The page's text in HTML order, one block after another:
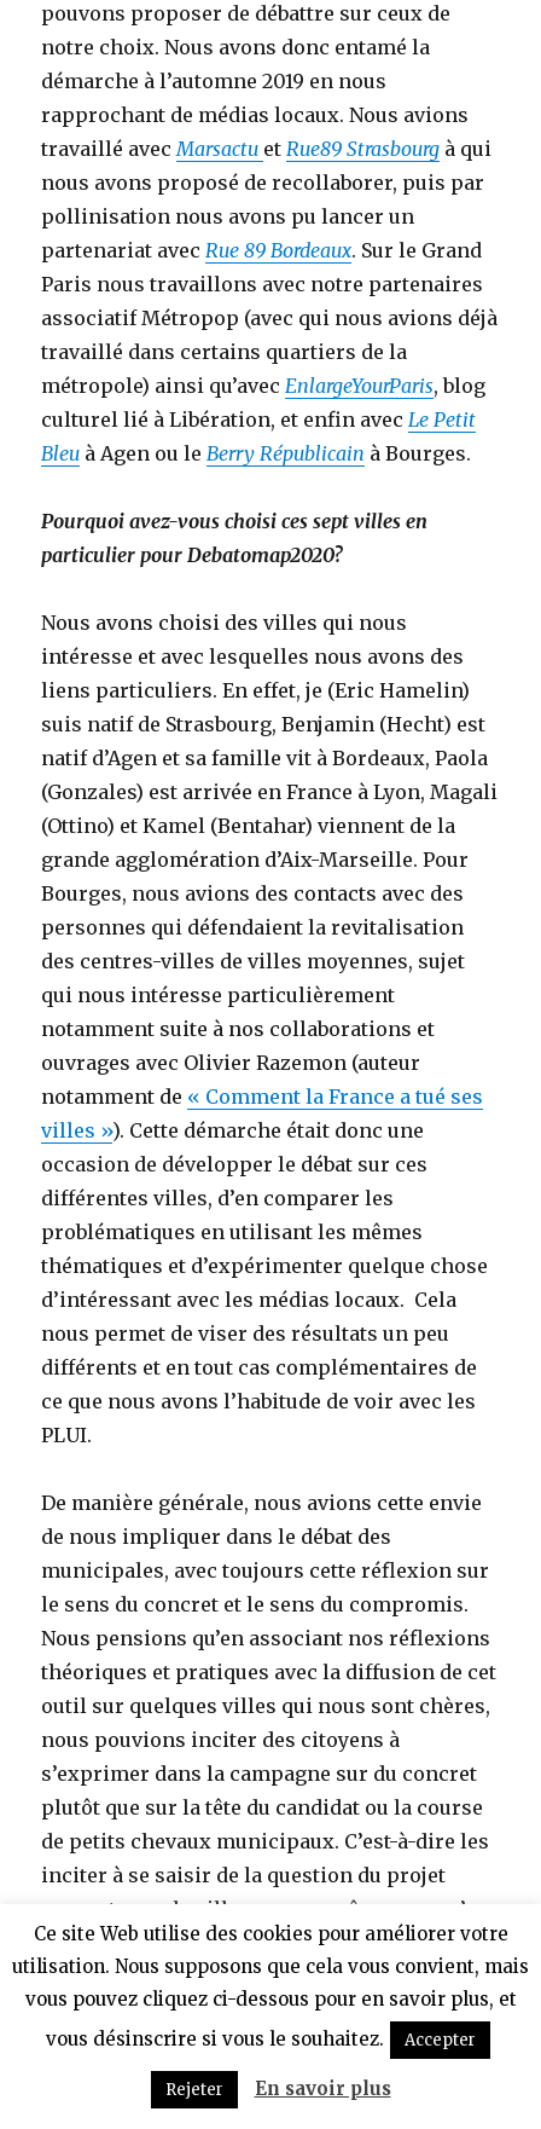
pouvons proposer de débattre sur ceux de
notre choix. Nous avons donc entamé la
démarche à l’automne 2019 en nous
rapprochant de médias locaux. Nous avions
travaillé avecMarsactu etRue89 Strasbourg à qui
nous avons proposé de recollaborer, puis par
pollinisation nous avons pu lancer un
partenariat avecRue 89 Bordeaux. Sur le Grand
Paris nous travaillons avec notre partenaires
associatif Métropop (avec qui nous avions déjà
travaillé dans certains quartiers de la
métropole) ainsi qu’avecEnlargeYourParis, blog
culturel lié à Libération, et enfin avecLe Petit
Bleu à Agen ou leBerry Républicain à Bourges.
Pourquoi avez-vous choisi ces sept villes en
particulier pour Debatomap2020?
Nous avons choisi des villes qui nous
intéresse et avec lesquelles nous avons des
liens particuliers. En effet, je (Eric Hamelin)
suis natif de Strasbourg, Benjamin (Hecht) est
natif d’Agen et sa famille vit à Bordeaux, Paola
(Gonzales) est arrivée en France à Lyon, Magali
(Ottino) et Kamel (Bentahar) viennent de la
grande agglomération d’Aix-Marseille. Pour
Bourges, nous avions des contacts avec des
personnes qui défendaient la revitalisation
des centres-villes de villes moyennes, sujet
qui nous intéresse particulièrement
notamment suite à nos collaborations et
ouvrages avec Olivier Razemon (auteur
notamment de « Comment la France a tué ses
villes »). Cette démarche était donc une
occasion de développer le débat sur ces
différentes villes, d’en comparer les
problématiques en utilisant les mêmes
thématiques et d’expérimenter quelque chose
d’intéressant avec les médias locaux. Cela
nous permet de viser des résultats un peu
différents et en tout cas complémentaires de
ce que nous avons l’habitude de voir avec les
PLUI.
De manière générale, nous avions cette envie
de nous impliquer dans le débat des
municipales, avec toujours cette réflexion sur
le sens du concret et le sens du compromis.
Nous pensions qu’en associant nos réflexions
théoriques et pratiques avec la diffusion de cet
outil sur quelques villes qui nous sont chères,
nous pouvions inciter des citoyens à
s’exprimer dans la campagne sur du concret
plutôt que sur la tête du candidat ou la course
de petits chevaux municipaux. C’est-à-dire les
inciter à se saisir de la question du projet
concret pour la ville, par eux-même, sans s’en
remettre à des programmes municipaux trop
souvent ficelés à la va-vite par un nombre trop
réduit de personnes. D’autant que les
municipales concernent largement les
questions d’aménagements urbains, de
construction, de voirie et de transports,
Ce site Web utilise des cookies pour améliorer votre
utilisation. Nous supposons que cela vous convient, mais
vous pouvez cliquez ci-dessous pour en savoir plus, et
vous désinscrire si vous le souhaitez.
Accepter
Rejeter En savoir plus